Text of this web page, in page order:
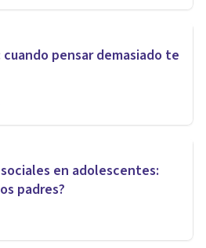
cuando pensar demasiado te
en adolescentes:
padres?